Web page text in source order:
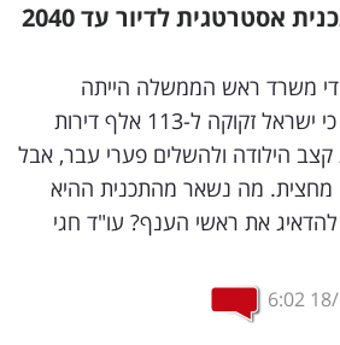
המדינה פרסמה תכנית אסטרטגית לדיור עד 2040
משרד ראש הממשלה הייתה
שאפתנית: היא מצאה כי ישראל זקוקה ל-113 אלף דירות
הילודה ולהשלים פערי עבר, אבל
מחצית. מה נשאר מהתכנית ההיא
להדאיג את ראשי הענף? עו"ד חגי
6:02